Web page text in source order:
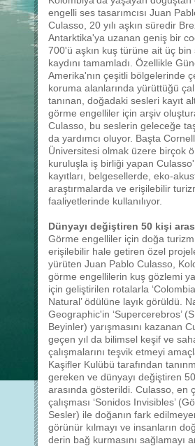
engelli ses tasarımcısı Juan
Culasso, 20 yılı aşkın süredir
Antarktika'ya uzanan geniş bir
700'ü aşkın kuş türüne ait üç bin
kaydını tamamladı. Özellikle
Amerika'nın çeşitli bölgelerinde
koruma alanlarında yürüttüğü
tanınan, doğadaki sesleri kayıt
görme engelliler için arşiv
Culasso, bu seslerin geleceğe
da yardımcı oluyor. Başta Cornell
Üniversitesi olmak üzere birçok
kuruluşla iş birliği yapan
kayıtları, belgesellerde, eko-
araştırmalarda ve erişilebilir
faaliyetlerinde kullanılıyor.
Dünyayı değiştiren 50 kişi
Görme engelliler için doğa
erişilebilir hale getiren özel
yürüten Juan Pablo Culasso,
görme engellilerin kuş gözlemi
için geliştirilen rotalarla
Natural’ ödülüne layık görüldü.
Geographic'in ‘Supercerebros’
Beyinler) yarışmasını kazanan
geçen yıl da bilimsel keşif ve
çalışmalarını teşvik etmeyi
Kaşifler Kulübü tarafından
gereken ve dünyayı değiştiren
arasında gösterildi. Culasso, en
çalışması ‘Sonidos Invisibles’
Sesler) ile doğanın fark
görünür kılmayı ve insanların
derin bağ kurmasını sağlamayı